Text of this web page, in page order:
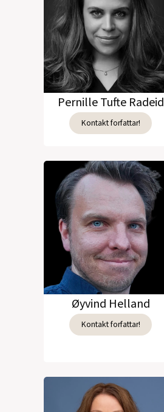
Pernille Tufte Radeid
Kontakt forfattar!
Øyvind Helland
Kontakt forfattar!